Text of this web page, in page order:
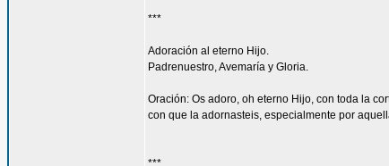
***
Adoración al eterno Hijo.
Padrenuestro, Avemaría y Gloria.
Oración: Os adoro, oh eterno Hijo, con toda la
con que la adornasteis, especialmente por
***